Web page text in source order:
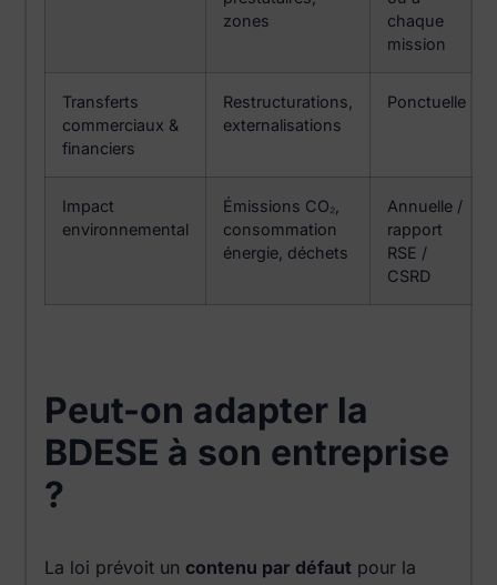
zones
chaque
mission
Transferts
commerciaux &
financiers
Restructurations,
externalisations
Ponctuelle
Impact
environnemental
Émissions CO₂,
consommation
énergie, déchets
Annuelle /
rapport
RSE /
CSRD
Peut-on adapter la
BDESE à son entreprise
?
La loi prévoit un contenu par défaut pour la